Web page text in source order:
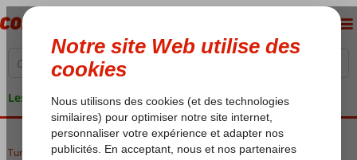
Les garanties de vacances
Turquie Côte Égéenne Seferihisar